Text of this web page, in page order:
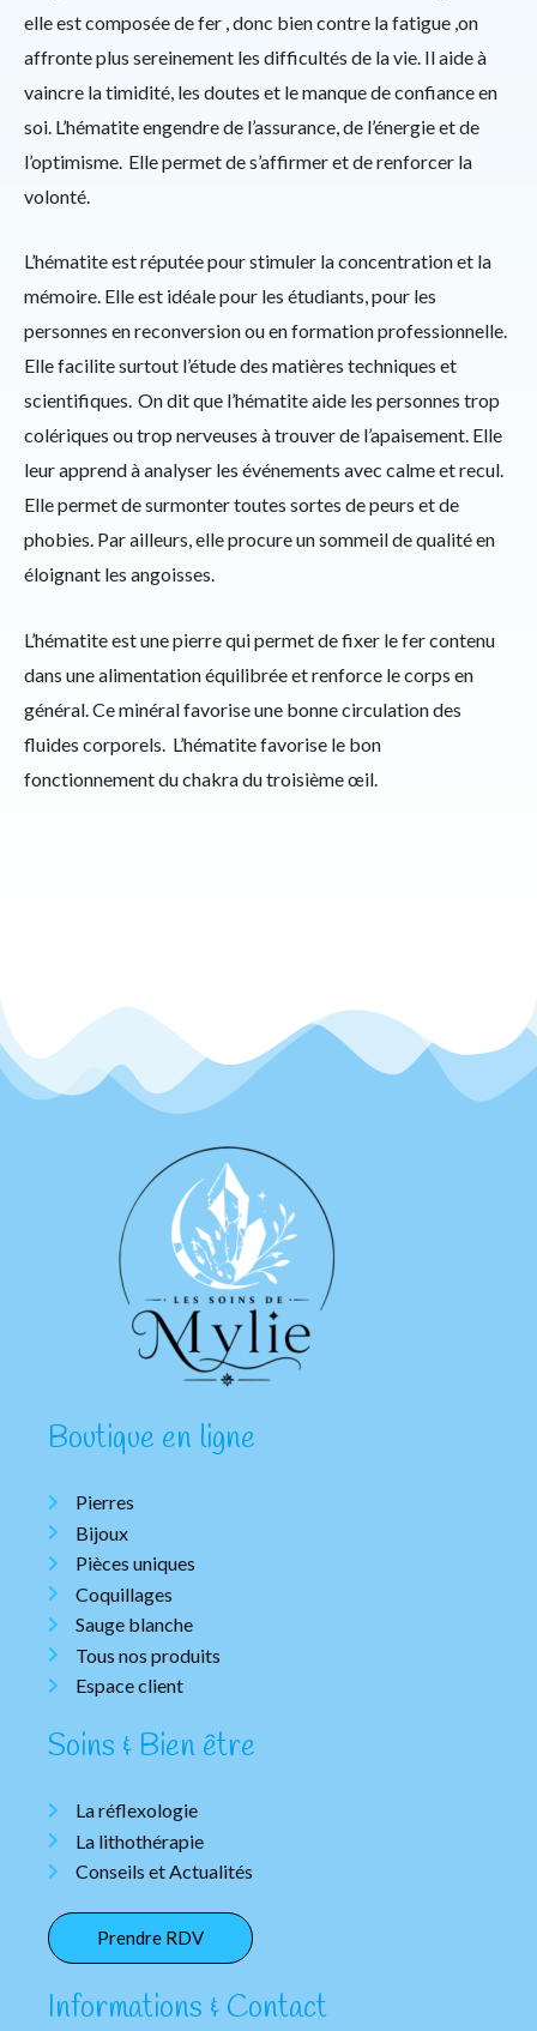
elle est composée de fer , donc bien contre la fatigue ,on
affronte plus sereinement les difficultés de la vie. Il aide à
vaincre la timidité, les doutes et le manque de confiance en
soi. L’hématite engendre de l’assurance, de l’énergie et de
l’optimisme. Elle permet de s’affirmer et de renforcer la
volonté.
L’hématite est réputée pour stimuler la concentration et la
mémoire. Elle est idéale pour les étudiants, pour les
personnes en reconversion ou en formation professionnelle.
Elle facilite surtout l’étude des matières techniques et
scientifiques. On dit que l’hématite aide les personnes trop
colériques ou trop nerveuses à trouver de l’apaisement. Elle
leur apprend à analyser les événements avec calme et recul.
Elle permet de surmonter toutes sortes de peurs et de
phobies. Par ailleurs, elle procure un sommeil de qualité en
éloignant les angoisses.
L’hématite est une pierre qui permet de fixer le fer contenu
dans une alimentation équilibrée et renforce le corps en
général. Ce minéral favorise une bonne circulation des
fluides corporels. L’hématite favorise le bon
fonctionnement du chakra du troisième œil.
Boutique en ligne
Pierres
Bijoux
Pièces uniques
Coquillages
Sauge blanche
Tous nos produits
Espace client
Soins & Bien être
La réflexologie
La lithothérapie
Conseils et Actualités
Prendre RDV
Informations & Contact